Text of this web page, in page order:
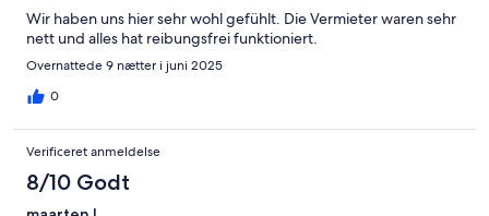
Wir haben uns hier sehr wohl gefühlt. Die Vermieter waren sehr
nett und alles hat reibungsfrei funktioniert.
Overnattede 9 nætter i juni 2025
0
Verificeret anmeldelse
8/10 Godt